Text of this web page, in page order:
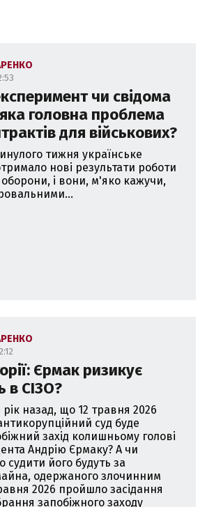
чи свідома
головна проблема
для військових?
тижня українське
нові результати роботи
оборони, і вони, м'яко кажучи,
Єрмак ризикує
в СІЗО?
назад, що 12 травня 2026
суд буде
захід колишньому голові
Андрію Єрмаку? А чи
його будуть за
одержаного злочинним
2026 пройшло засідання
запобіжного заходу